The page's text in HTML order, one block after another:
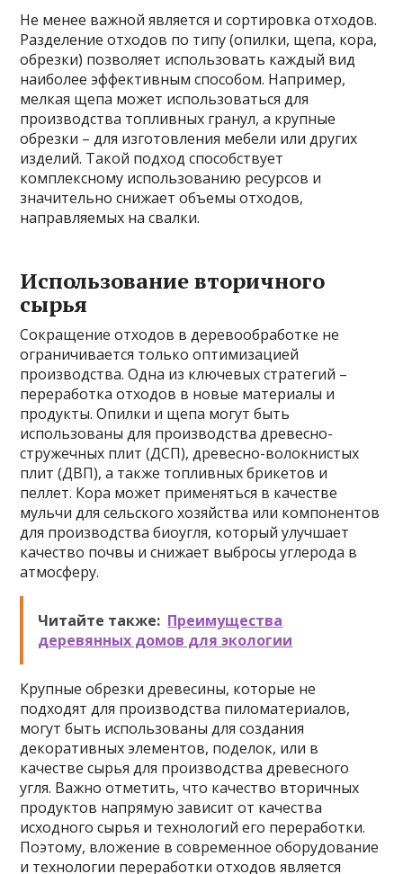
Не менее важной является и сортировка отходов.
Разделение отходов по типу (опилки, щепа, кора,
обрезки) позволяет использовать каждый вид
наиболее эффективным способом. Например,
мелкая щепа может использоваться для
производства топливных гранул, а крупные
обрезки – для изготовления мебели или других
изделий. Такой подход способствует
комплексному использованию ресурсов и
значительно снижает объемы отходов,
направляемых на свалки.
Использование вторичного
сырья
Сокращение отходов в деревообработке не
ограничивается только оптимизацией
производства. Одна из ключевых стратегий –
переработка отходов в новые материалы и
продукты. Опилки и щепа могут быть
использованы для производства древесно-
стружечных плит (ДСП), древесно-волокнистых
плит (ДВП), а также топливных брикетов и
пеллет. Кора может применяться в качестве
мульчи для сельского хозяйства или компонентов
для производства биоугля, который улучшает
качество почвы и снижает выбросы углерода в
атмосферу.
Читайте также: Преимущества
деревянных домов для экологии
Крупные обрезки древесины, которые не
подходят для производства пиломатериалов,
могут быть использованы для создания
декоративных элементов, поделок, или в
качестве сырья для производства древесного
угля. Важно отметить, что качество вторичных
продуктов напрямую зависит от качества
исходного сырья и технологий его переработки.
Поэтому, вложение в современное оборудование
и технологии переработки отходов является